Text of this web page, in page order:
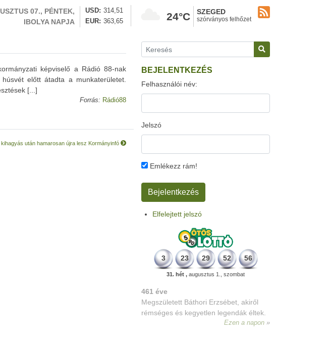
07., PÉNTEK,
IBOLYA NAPJA
USD
314,51
EUR
363,65 24°C SZEGED
szórványos felhőzet
képviselő a Rádió 88-nak
előtt átadta a munkaterületet.
[...]
Forrás: Rádió88
kihagyás után hamarosan újra lesz Kormányinfó
BEJELENTKEZÉS
Felhasználói név:
Jelszó
Emlékezz rám!
Elfelejtett jelszó
3 23 29 52 56
31. hét , augusztus 1., szombat